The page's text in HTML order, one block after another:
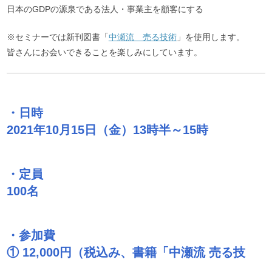
日本のGDPの源泉である法人・事業主を顧客にする
※セミナーでは新刊図書「中瀬流 売る技術」を使用します。
皆さんにお会いできることを楽しみにしています。
・日時
2021年10月15日（金）13時半～15時
・定員
100名
・参加費
① 12,000円（税込み、書籍「中瀬流 売る技